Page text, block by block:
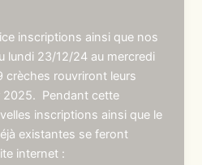
inscriptions ainsi que nos
lundi 23/12/24 au mercredi
crèches rouvriront leurs
2025. Pendant cette
inscriptions ainsi que le
existantes se feront
internet :